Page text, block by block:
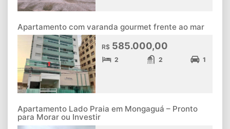
Apartamento com varanda gourmet frente ao mar
R$ 585.000,00
2 2 1
Apartamento Lado Praia em Mongaguá – Pronto
para Morar ou Investir